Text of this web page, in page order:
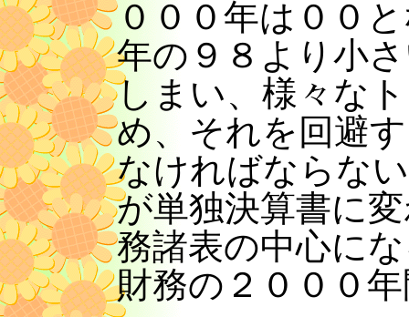
０００年は００
年の９８より小
しまい、様々な
め、それを回避
なければならな
が単独決算書に
務諸表の中心に
財務の２０００